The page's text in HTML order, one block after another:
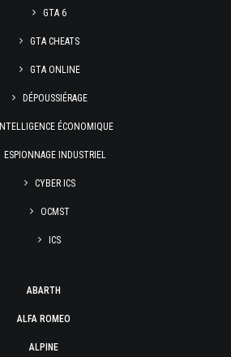
GTA 6
GTA CHEATS
GTA ONLINE
DÉPOUSSIÉRAGE
INTELLIGENCE ÉCONOMIQUE
ESPIONNAGE INDUSTRIEL
CYBER ICS
OCMST
ICS
ABARTH
ALFA ROMEO
ALPINE